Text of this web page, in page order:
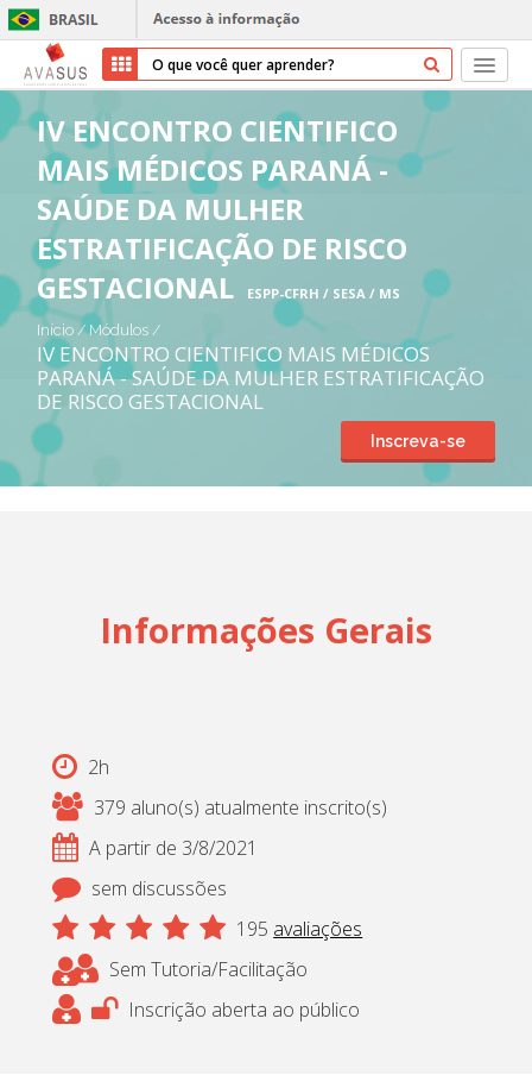
Início
Cursos
Parceiros
Sobre nós
Transparência
Ajuda
IV ENCONTRO CIENTIFICO
MAIS MÉDICOS PARANÁ -
SAÚDE DA MULHER
ESTRATIFICAÇÃO DE RISCO
GESTACIONAL
ESPP-CFRH / SESA / MS
Início / Módulos/
IV ENCONTRO CIENTIFICO MAIS MÉDICOS
PARANÁ - SAÚDE DA MULHER ESTRATIFICAÇÃO
DE RISCO GESTACIONAL
Inscreva-se
Informações Gerais
2h
379 aluno(s) atualmente inscrito(s)
A partir de 3/8/2021
sem discussões
195 avaliações
Sem Tutoria/Facilitação
Inscrição aberta ao público